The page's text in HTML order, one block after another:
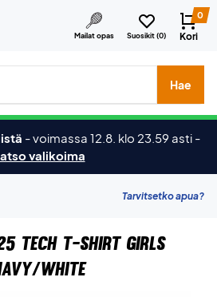
Mailat opas Suosikit (0)
0
Kori
merkkejä jne.
Hae
-voimassa 12.8. klo 23.59 asti -
valikoima
Tarvitsetko apua?
Tech T-Shirt Girls
White